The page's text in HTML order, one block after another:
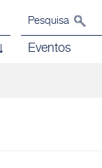
Pesquisa
Eventos